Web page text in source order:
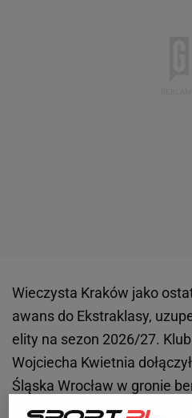
Wieczysta Kraków jako
awans do Ekstraklasy,
elity na sezon 2026/27.
Wojciecha Kwietnia
Śląska Wrocław w gronie
trzeciego miejsca w Ilidze